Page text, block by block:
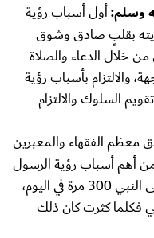
وسلم:أول أسباب رؤية
بقلبٍ صادق وشوق
خلال الدعاء والصلاة
والالتزام بأسباب رؤية
السلوك والالتزام
معظم الفقهاء والمعبرين
أهم أسباب رؤية الرسول
في المنام، وأقل الإكثار من الصلاة على النبي 300 مرة في اليوم،
فكلما كثرت كان ذلك